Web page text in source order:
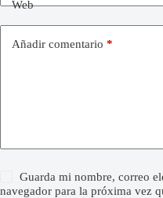
Web
Añadir comentario *
Guarda mi nombre, correo
navegador para la próxima vez